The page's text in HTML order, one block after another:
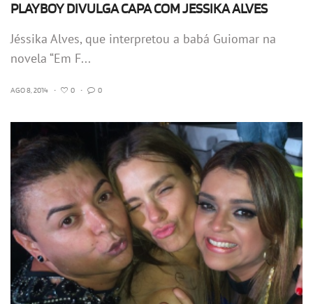
PLAYBOY DIVULGA CAPA COM JESSIKA ALVES
Jéssika Alves, que interpretou a babá Guiomar na
novela “Em F...
AGO 8, 2014 • 0 • 0